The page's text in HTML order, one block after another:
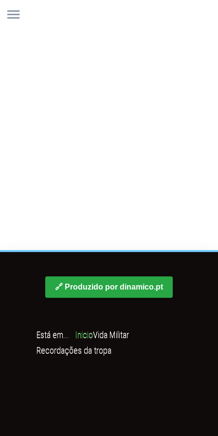
🔗 Produzido por dinamico.pt
Está em... InicioVida Militar
Recordações da tropa